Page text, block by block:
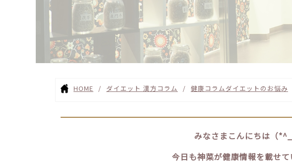
HOME ダイエット 漢方コラム 健康コラムダイエットのお悩み
みなさまこんにちは（
今日も神菜が健康情報を載せ